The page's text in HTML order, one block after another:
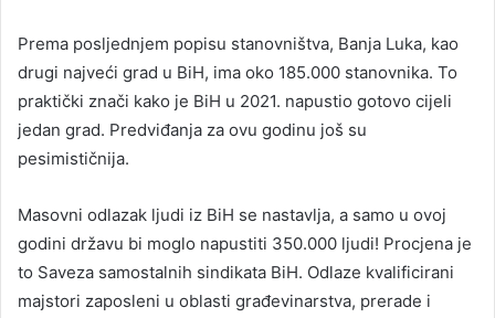
Prema posljednjem popisu stanovništva, Banja Luka, kao
drugi najveći grad u BiH, ima oko 185.000 stanovnika. To
praktički znači kako je BiH u 2021. napustio gotovo cijeli
jedan grad. Predviđanja za ovu godinu još su
pesimističnija.
Masovni odlazak ljudi iz BiH se nastavlja, a samo u ovoj
godini državu bi moglo napustiti 350.000 ljudi! Procjena je
to Saveza samostalnih sindikata BiH. Odlaze kvalificirani
majstori zaposleni u oblasti građevinarstva, prerade i